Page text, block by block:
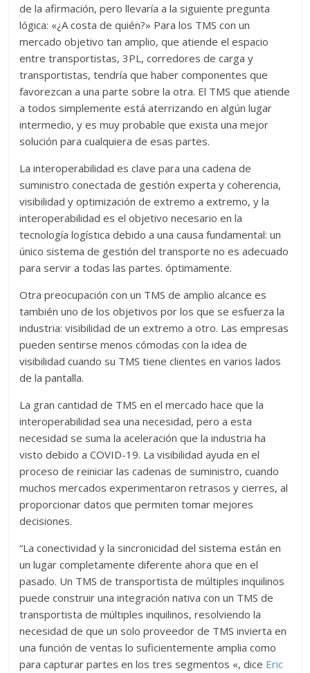
de la afirmación, pero llevaría a la siguiente pregunta
lógica: «¿A costa de quién?» Para los TMS con un
mercado objetivo tan amplio, que atiende el espacio
entre transportistas, 3PL, corredores de carga y
transportistas, tendría que haber componentes que
favorezcan a una parte sobre la otra. El TMS que atiende
a todos simplemente está aterrizando en algún lugar
intermedio, y es muy probable que exista una mejor
solución para cualquiera de esas partes.
La interoperabilidad es clave para una cadena de
suministro conectada de gestión experta y coherencia,
visibilidad y optimización de extremo a extremo, y la
interoperabilidad es el objetivo necesario en la
tecnología logística debido a una causa fundamental: un
único sistema de gestión del transporte no es adecuado
para servir a todas las partes. óptimamente.
Otra preocupación con un TMS de amplio alcance es
también uno de los objetivos por los que se esfuerza la
industria: visibilidad de un extremo a otro. Las empresas
pueden sentirse menos cómodas con la idea de
visibilidad cuando su TMS tiene clientes en varios lados
de la pantalla.
La gran cantidad de TMS en el mercado hace que la
interoperabilidad sea una necesidad, pero a esta
necesidad se suma la aceleración que la industria ha
visto debido a COVID-19. La visibilidad ayuda en el
proceso de reiniciar las cadenas de suministro, cuando
muchos mercados experimentaron retrasos y cierres, al
proporcionar datos que permiten tomar mejores
decisiones.
“La conectividad y la sincronicidad del sistema están en
un lugar completamente diferente ahora que en el
pasado. Un TMS de transportista de múltiples inquilinos
puede construir una integración nativa con un TMS de
transportista de múltiples inquilinos, resolviendo la
necesidad de que un solo proveedor de TMS invierta en
una función de ventas lo suficientemente amplia como
para capturar partes en los tres segmentos «, dice Eric